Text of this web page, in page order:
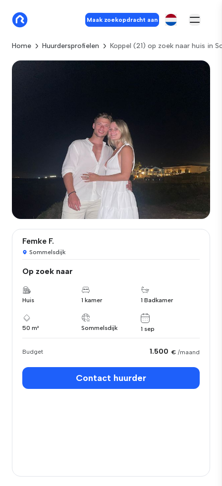
Maak zoekopdracht aan
Home Huurdersprofielen Koppel (21) op zoek naar huis in
Femke F.
Sommelsdijk
Op zoek naar
Huis 1 kamer 1 Badkamer
50 m² Sommelsdijk 1 sep
Budget 1.500 € /maand
Contact huurder